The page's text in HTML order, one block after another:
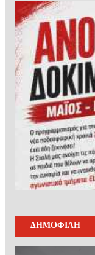
ΔΗΜΟΦΙΛΗ